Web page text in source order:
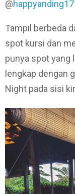
@happyanding17
Tampil berbeda
spot kursi dan
punya spot yang
lengkap dengan
Night pada sisi